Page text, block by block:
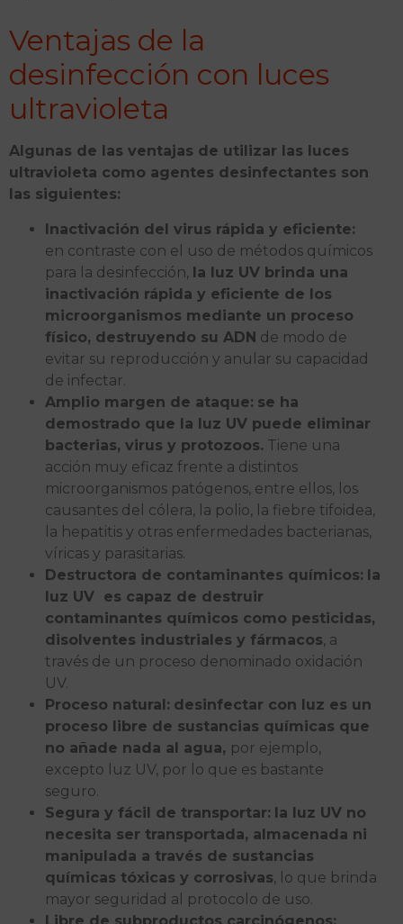
Ventajas de la
desinfección con luces
ultravioleta
Algunas de las ventajas de utilizar las luces
ultravioleta como agentes desinfectantes son
las siguientes:
Inactivación del virus rápida y eficiente:
en contraste con el uso de métodos químicos
para la desinfección, la luz UV brinda una
inactivación rápida y eficiente de los
microorganismos mediante un proceso
físico, destruyendo su ADN de modo de
evitar su reproducción y anular su capacidad
de infectar.
Amplio margen de ataque: se ha
demostrado que la luz UV puede eliminar
bacterias, virus y protozoos. Tiene una
acción muy eficaz frente a distintos
microorganismos patógenos, entre ellos, los
causantes del cólera, la polio, la fiebre tifoidea,
la hepatitis y otras enfermedades bacterianas,
víricas y parasitarias.
Destructora de contaminantes químicos: la
luz UV es capaz de destruir
contaminantes químicos como pesticidas,
disolventes industriales y fármacos, a
través de un proceso denominado oxidación
UV.
Proceso natural: desinfectar con luz es un
proceso libre de sustancias químicas que
no añade nada al agua, por ejemplo,
excepto luz UV, por lo que es bastante
seguro.
Segura y fácil de transportar: la luz UV no
necesita ser transportada, almacenada ni
manipulada a través de sustancias
químicas tóxicas y corrosivas, lo que brinda
mayor seguridad al protocolo de uso.
Libre de subproductos carcinógenos: